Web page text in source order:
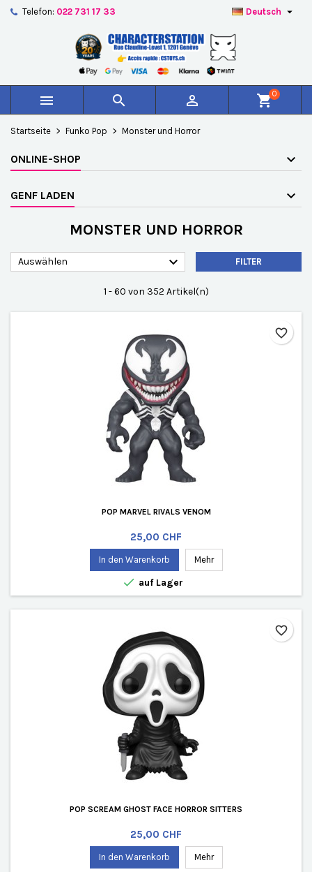
Telefon: 022 731 17 33 Deutsch 
   shopping_cart0
Startseite Funko Pop Monster und Horror
ONLINE-SHOP
GENF LADEN
MONSTER UND HORROR
Auswählen  FILTER
1 - 60 von 352 Artikel(n)
POP MARVEL RIVALS VENOM
Preis
25,00 CHF
In den Warenkorb Mehr
 auf Lager
favorite_border
POP SCREAM GHOST FACE HORROR SITTERS
Preis
25,00 CHF
In den Warenkorb Mehr
favorite_border
Create new list
((confirmMessage))
((cancelText)) ((modalDeleteText))
Name der Wunschliste
Abbrechen Wunschliste erstellen
Sie müssen angemeldet sein, um Artikel Ihrer
Wunschliste hinzufügen zu können.